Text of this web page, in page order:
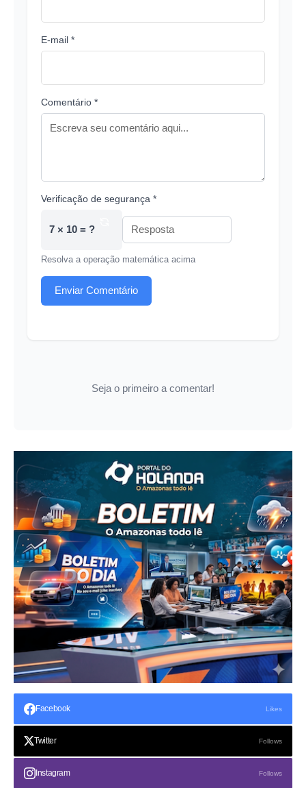
E-mail *
Comentário *
Verificação de segurança *
7 × 10 = ?
Resolva a operação matemática acima
Enviar Comentário
Seja o primeiro a comentar!
Facebook Likes
Twitter Follows
Instagram Follows